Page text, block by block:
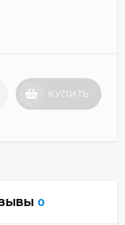
КУПИТЬ
0